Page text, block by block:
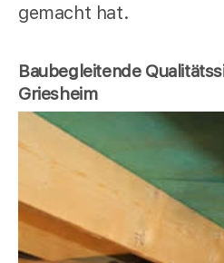
gemacht hat.
Baubegleitende
Griesheim